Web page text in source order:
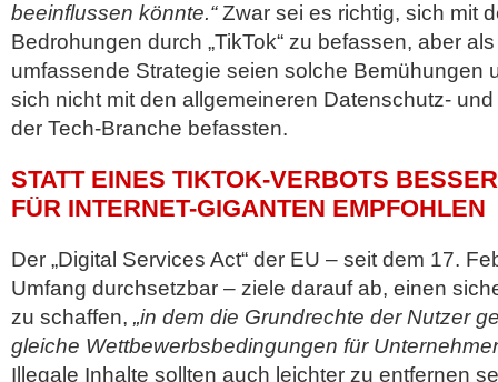
beeinflussen könnte.“Zwar sei es richtig, sich mit
Bedrohungen durch „TikTok“ zu befassen, aber
umfassende Strategie seien solche Bemühungen
sich nicht mit den allgemeineren Datenschutz-
der Tech-Branche befassten.
STATT EINES TIKTOK-VERBOTS
FÜR INTERNET-GIGANTEN EMPFOHLEN
Der „Digital Services Act“ der EU – seit dem 17.
Umfang durchsetzbar – ziele darauf ab, einen
zu schaffen, „in dem die Grundrechte der Nutzer
gleiche Wettbewerbsbedingungen für
Illegale Inhalte sollten auch leichter zu entfernen